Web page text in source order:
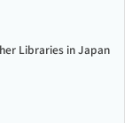
Libraries in Japan